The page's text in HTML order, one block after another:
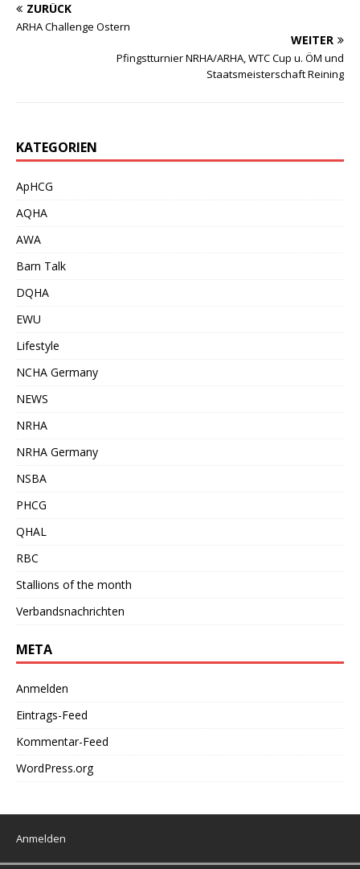
ZURÜCK
ARHA Challenge Ostern
WEITER
Pfingstturnier NRHA/ARHA, WTC Cup u. ÖM und
Staatsmeisterschaft Reining
KATEGORIEN
ApHCG
AQHA
AWA
Barn Talk
DQHA
EWU
Lifestyle
NCHA Germany
NEWS
NRHA
NRHA Germany
NSBA
PHCG
QHAL
RBC
Stallions of the month
Verbandsnachrichten
META
Anmelden
Eintrags-Feed
Kommentar-Feed
WordPress.org
Anmelden